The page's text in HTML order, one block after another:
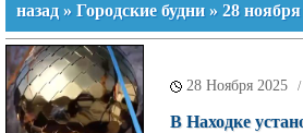
назад » Городские будни » 28
28 Ноября 2025 /
В Находке